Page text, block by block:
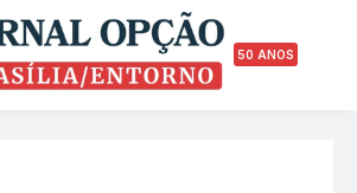
50 ANOS